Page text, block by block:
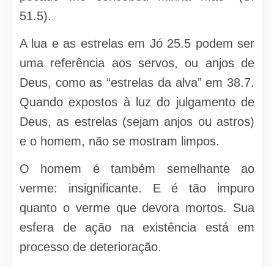
51.5).
A lua e as estrelas em Jó 25.5 podem ser
uma referência aos servos, ou anjos de
Deus, como as “estrelas da alva” em 38.7.
Quando expostos à luz do julgamento de
Deus, as estrelas (sejam anjos ou astros)
e o homem, não se mostram limpos.
O homem é também semelhante ao
verme: insignificante. E é tão impuro
quanto o verme que devora mortos. Sua
esfera de ação na existência está em
processo de deterioração.